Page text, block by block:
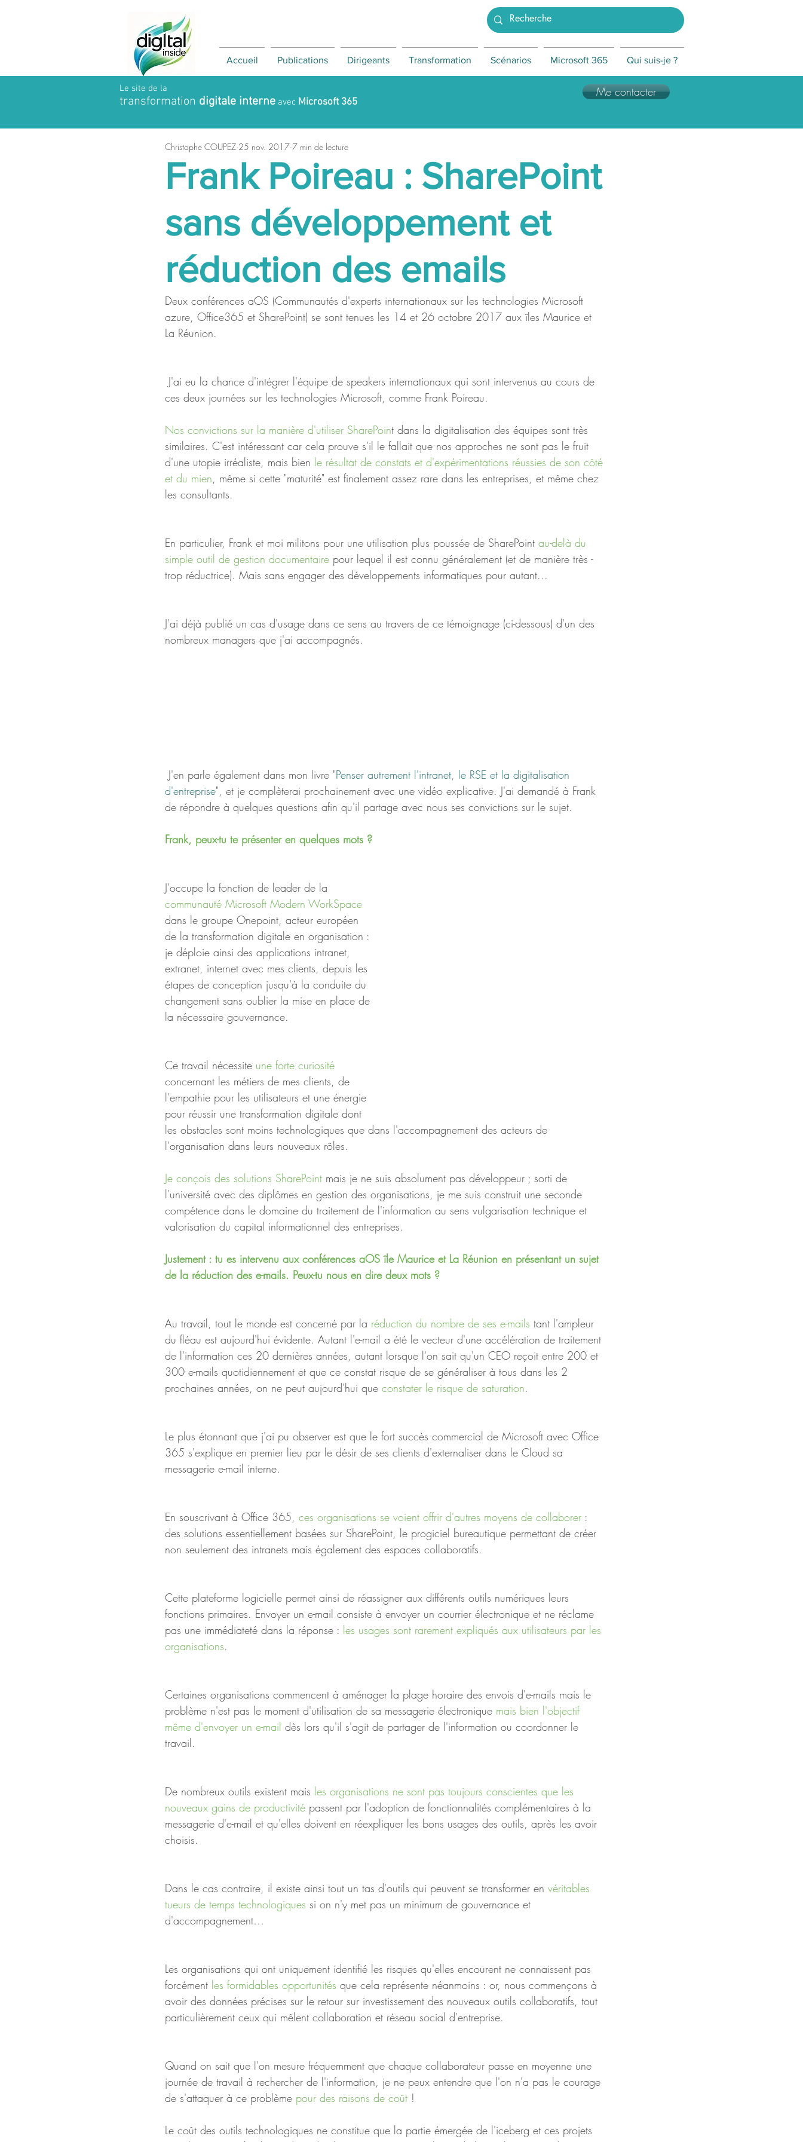
Accueil Publications Dirigeants Transformation Scénarios Microsoft 365 Qui suis-je ?
Le site de la
transformation digitale interne avec Microsoft 365
Me contacter
Frank Poireau : SharePoint
sans développement et
réduction des emails
Christophe COUPEZ 25 nov. 2017 7 min de lecture
Deux conférences aOS (Communautés d'experts internationaux sur les technologies Microsoft
azure, Office365 et SharePoint) se sont tenues les 14 et 26 octobre 2017 aux îles Maurice et
La Réunion.
ces deux journées sur les technologies Microsoft, comme Frank Poireau.
Nos convictions sur la manière d'utiliser SharePoint dans la digitalisation des équipes sont très
similaires. C'est intéressant car cela prouve s'il le fallait que nos approches ne sont pas le fruit
d'une utopie irréaliste, mais bien le résultat de constats et d'expérimentations réussies de son côté
et du mien, même si cette "maturité" est finalement assez rare dans les entreprises, et même chez
les consultants.
En particulier, Frank et moi militons pour une utilisation plus poussée de SharePoint au-delà du
simple outil de gestion documentaire pour lequel il est connu généralement (et de manière très -
trop réductrice). Mais sans engager des développements informatiques pour autant...
J'ai déjà publié un cas d'usage dans ce sens au travers de ce témoignage (ci-dessous) d'un des
nombreux managers que j'ai accompagnés.
J'en parle également dans mon livre "Penser autrement l'intranet, le RSE et la digitalisation
d'entreprise", et je complèterai prochainement avec une vidéo explicative. J'ai demandé à Frank
de répondre à quelques questions afin qu'il partage avec nous ses convictions sur le sujet.
Frank, peux-tu te présenter en quelques mots ?
J'occupe la fonction de leader de la
communauté Microsoft Modern WorkSpace
dans le groupe Onepoint, acteur européen
de la transformation digitale en organisation :
je déploie ainsi des applications intranet,
extranet, internet avec mes clients, depuis les
étapes de conception jusqu'à la conduite du
changement sans oublier la mise en place de
la nécessaire gouvernance.
Ce travail nécessite une forte curiosité
concernant les métiers de mes clients, de
l'empathie pour les utilisateurs et une énergie
pour réussir une transformation digitale dont
les obstacles sont moins technologiques que dans l'accompagnement des acteurs de
l'organisation dans leurs nouveaux rôles.
Je conçois des solutions SharePoint mais je ne suis absolument pas développeur ; sorti de
l'université avec des diplômes en gestion des organisations, je me suis construit une seconde
compétence dans le domaine du traitement de l'information au sens vulgarisation technique et
valorisation du capital informationnel des entreprises.
Justement : tu es intervenu aux conférences aOS île Maurice et La Réunion en présentant un sujet
de la réduction des e-mails. Peux-tu nous en dire deux mots ?
Au travail, tout le monde est concerné par la réduction du nombre de ses e-mails tant l'ampleur
du fléau est aujourd'hui évidente. Autant l'e-mail a été le vecteur d'une accélération de traitement
de l'information ces 20 dernières années, autant lorsque l'on sait qu'un CEO reçoit entre 200 et
300 e-mails quotidiennement et que ce constat risque de se généraliser à tous dans les 2
prochaines années, on ne peut aujourd'hui que constater le risque de saturation.
Le plus étonnant que j'ai pu observer est que le fort succès commercial de Microsoft avec Office
365 s'explique en premier lieu par le désir de ses clients d'externaliser dans le Cloud sa
messagerie e-mail interne.
En souscrivant à Office 365, ces organisations se voient offrir d'autres moyens de collaborer :
des solutions essentiellement basées sur SharePoint, le progiciel bureautique permettant de créer
non seulement des intranets mais également des espaces collaboratifs.
Cette plateforme logicielle permet ainsi de réassigner aux différents outils numériques leurs
fonctions primaires. Envoyer un e-mail consiste à envoyer un courrier électronique et ne réclame
pas une immédiateté dans la réponse : les usages sont rarement expliqués aux utilisateurs par les
organisations.
Certaines organisations commencent à aménager la plage horaire des envois d'e-mails mais le
problème n'est pas le moment d'utilisation de sa messagerie électronique mais bien l'objectif
même d'envoyer un e-mail dès lors qu'il s'agit de partager de l'information ou coordonner le
travail.
De nombreux outils existent mais les organisations ne sont pas toujours conscientes que les
nouveaux gains de productivité passent par l'adoption de fonctionnalités complémentaires à la
messagerie d'e-mail et qu'elles doivent en réexpliquer les bons usages des outils, après les avoir
choisis.
Dans le cas contraire, il existe ainsi tout un tas d'outils qui peuvent se transformer en véritables
tueurs de temps technologiques si on n'y met pas un minimum de gouvernance et
d'accompagnement…
Les organisations qui ont uniquement identifié les risques qu'elles encourent ne connaissent pas
forcément les formidables opportunités que cela représente néanmoins : or, nous commençons à
avoir des données précises sur le retour sur investissement des nouveaux outils collaboratifs, tout
particulièrement ceux qui mêlent collaboration et réseau social d'entreprise.
Quand on sait que l'on mesure fréquemment que chaque collaborateur passe en moyenne une
journée de travail à rechercher de l'information, je ne peux entendre que l'on n'a pas le courage
de s'attaquer à ce problème pour des raisons de coût !
Le coût des outils technologiques ne constitue que la partie émergée de l'iceberg et ces projets